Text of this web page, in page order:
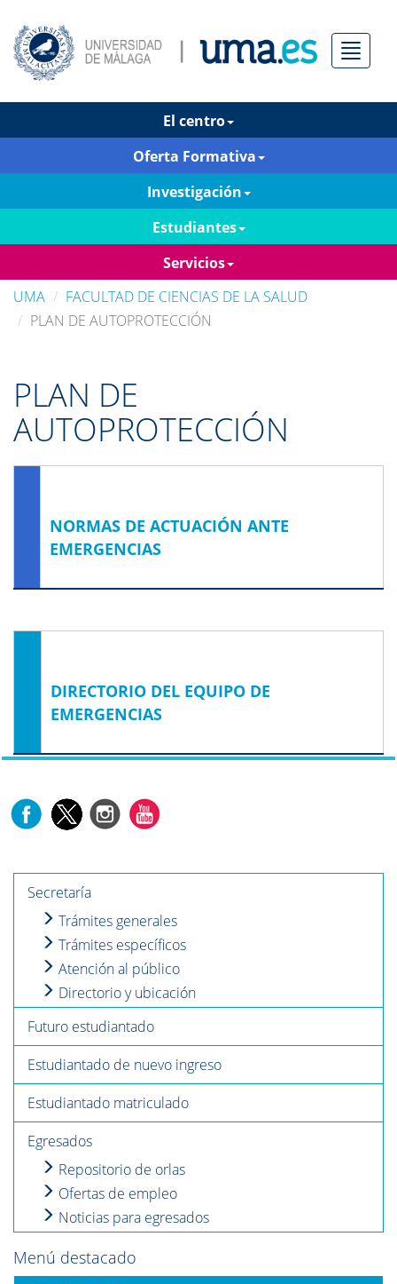
Menú
El centro
Oferta Formativa
Investigación
Estudiantes
Servicios
UMA
FACULTAD DE CIENCIAS DE LA SALUD
PLAN DE AUTOPROTECCIÓN
PLAN DE
AUTOPROTECCIÓN
NORMAS DE ACTUACIÓN ANTE
EMERGENCIAS
DIRECTORIO DEL EQUIPO DE
EMERGENCIAS
Secretaría
Trámites generales
Trámites específicos
Atención al público
Directorio y ubicación
Futuro estudiantado
Estudiantado de nuevo ingreso
Estudiantado matriculado
Egresados
Repositorio de orlas
Ofertas de empleo
Noticias para egresados
Menú destacado